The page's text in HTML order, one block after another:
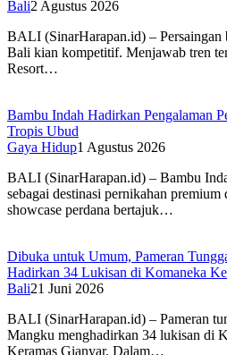
Bali2 Agustus 2026
BALI (SinarHarapan.id) – Persaingan
Bali kian kompetitif. Menjawab tren
Resort…
Bambu Indah Hadirkan Pengalaman
Tropis Ubud
Gaya Hidup1 Agustus 2026
BALI (SinarHarapan.id) – Bambu
sebagai destinasi pernikahan
showcase perdana bertajuk…
Dibuka untuk Umum, Pameran
Hadirkan 34 Lukisan di Komaneka
Bali21 Juni 2026
BALI (SinarHarapan.id) – Pameran
Mangku menghadirkan 34 lukisan di
Keramas Gianyar. Dalam…